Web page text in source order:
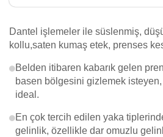
Dantel işlemeler ile süslenmiş,
kollu,saten kumaş etek, prenses
Belden itibaren kabarık gelen
basen bölgesini gizlemek
ideal.
En çok tercih edilen yaka
gelinlik, özellikle dar omuzlu